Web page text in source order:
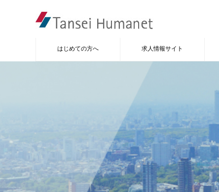
はじめての方へ 求人情報サイト